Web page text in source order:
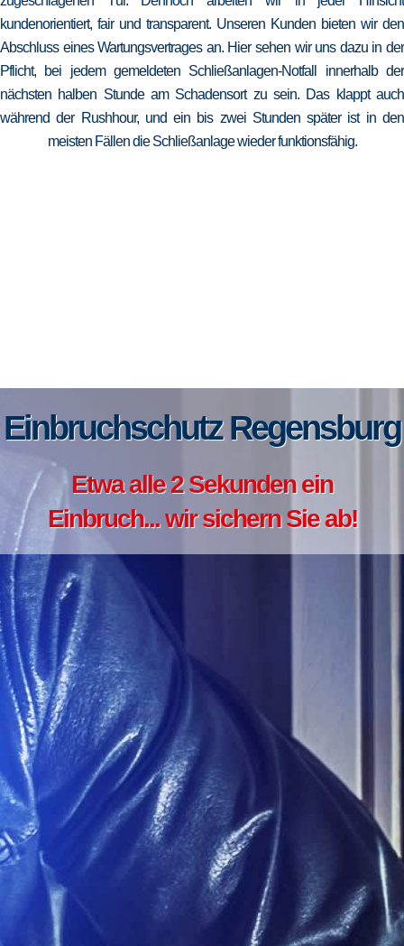
kundenorientiert, fair und transparent. Unseren Kunden bieten wir den
Abschluss eines Wartungsvertrages an. Hier sehen wir uns dazu in der
Pflicht, bei jedem gemeldeten Schließanlagen-Notfall innerhalb der
nächsten halben Stunde am Schadensort zu sein. Das klappt auch
während der Rushhour, und ein bis zwei Stunden später ist in den
meisten Fällen die Schließanlage wieder funktionsfähig.
Einbruchschutz Regensburg
Etwa alle 2 Sekunden ein
Einbruch... wir sichern Sie ab!